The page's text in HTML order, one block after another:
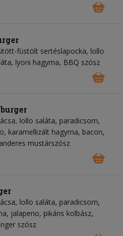
füstölt sertéslapocka, lollo
lyoni hagyma, BBQ szósz
lollo saláta, paradicsom,
karamellizált hagyma, bacon,
mustárszósz
lollo saláta, paradicsom,
jalapeno, pikáns kolbász,
szósz